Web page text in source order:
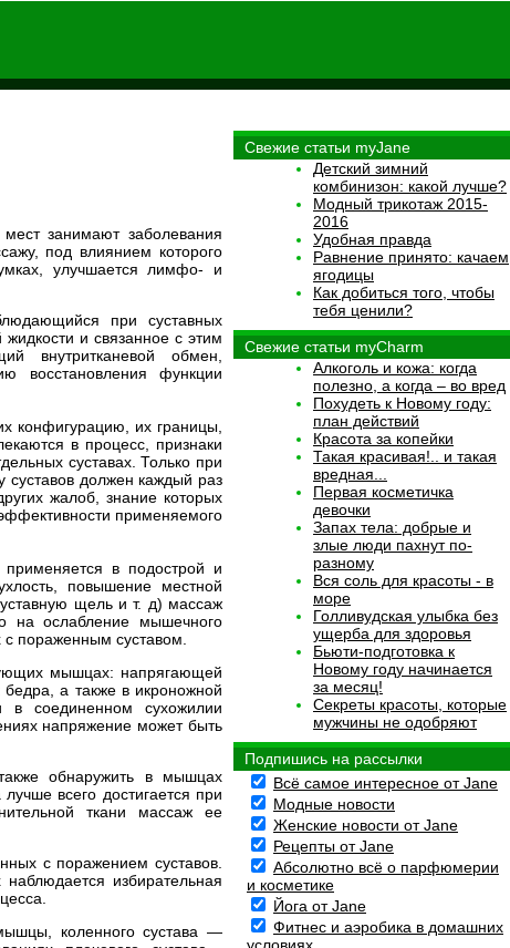
занимают заболевания
под влиянием которого
улучшается лимфо- и
при суставных
и связанное с этим
внутритканевой обмен,
восстановления функции
конфигурацию, их границы,
в процесс, признаки
суставах. Только при
суставов должен каждый раз
жалоб, знание которых
применяемого
применяется в подострой и
повышение местной
щель и т. д) массаж
на ослабление мышечного
пораженным суставом.
мышцах: напрягающей
а также в икроножной
в соединенном сухожилии
напряжение может быть
обнаружить в мышцах
всего достигается при
ткани массаж ее
с поражением суставов.
избирательная
коленного сустава —
Свежие статьи myJane
Детский зимний
комбинизон: какой лучше?
Модный трикотаж 2015-
2016
Удобная правда
Равнение принято: качаем
ягодицы
Как добиться того, чтобы
тебя ценили?
Свежие статьи myCharm
Алкоголь и кожа: когда
полезно, а когда – во вред
Похудеть к Новому году:
план действий
Красота за копейки
Такая красивая!.. и такая
вредная...
Первая косметичка
девочки
Запах тела: добрые и
злые люди пахнут по-
разному
Вся соль для красоты - в
море
Голливудская улыбка без
ущерба для здоровья
Бьюти-подготовка к
Новому году начинается
за месяц!
Секреты красоты, которые
мужчины не одобряют
Подпишись на рассылки
Всё самое интересное от Jane
Модные новости
Женские новости от Jane
Рецепты от Jane
Абсолютно всё о парфюмерии
и косметике
Йога от Jane
Фитнес и аэробика в домашних